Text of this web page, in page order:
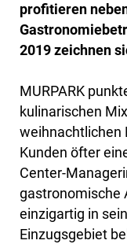
profitieren
2019 zeichnen
MURPARK
kulinarischen
weihnachtlichen
Kunden öfter
Center-
gastronomische
einzigartig in
Einzugsgebiet